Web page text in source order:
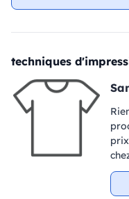
techniques